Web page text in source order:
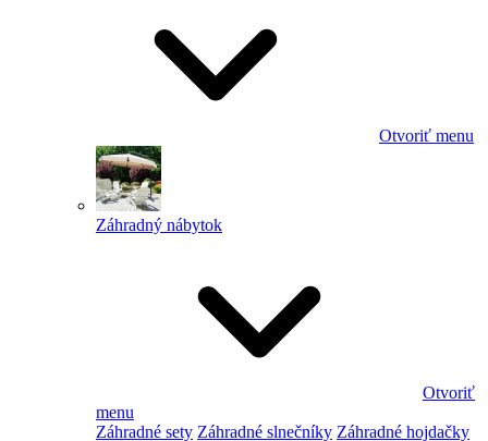
Otvoriť menu
Záhradný nábytok
Otvoriť
menu
Záhradné sety Záhradné slnečníky Záhradné hojdačky